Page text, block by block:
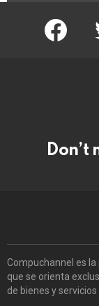
facebook
Don’t
Compuchannel es
que se orienta
de bienes y